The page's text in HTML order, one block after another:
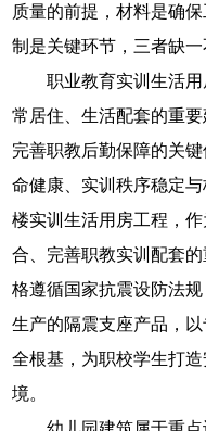
质量的前提，材料是确
制是关键环节，三者缺一
职业教育实训生活
常居住、生活配套的重
完善职教后勤保障的关
命健康、实训秩序稳定
楼实训生活用房工程，
合、完善职教实训配套
格遵循国家抗震设防法
生产的隔震支座产品，
全根基，为职校学生打
境。